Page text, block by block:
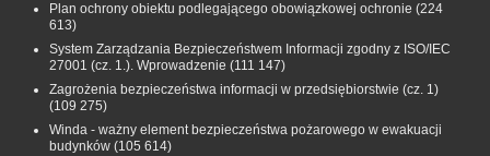
Plan ochrony obiektu podlegającego obowiązkowej ochronie (224
613)
System Zarządzania Bezpieczeństwem Informacji zgodny z ISO/IEC
27001 (cz. 1.). Wprowadzenie (111 147)
Zagrożenia bezpieczeństwa informacji w przedsiębiorstwie (cz. 1)
(109 275)
Winda - ważny element bezpieczeństwa pożarowego w ewakuacji
budynków (105 614)